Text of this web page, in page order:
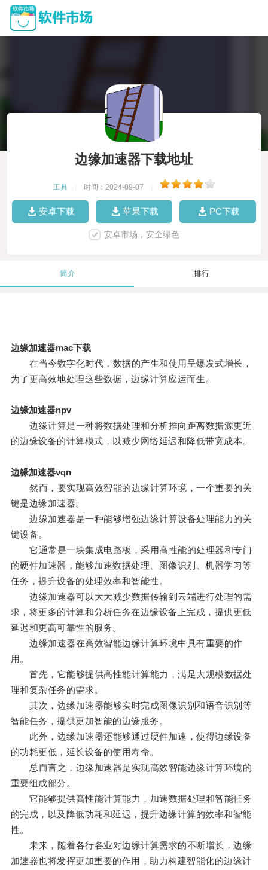
边缘加速器下载地址
工具 时间：2024-09-07
安卓下载 苹果下载 PC下载
安卓市场，安全绿色
简介 排行
边缘加速器mac下载
在当今数字化时代，数据的产生和使用呈爆发式增长，
为了更高效地处理这些数据，边缘计算应运而生。
边缘加速器npv
边缘计算是一种将数据处理和分析推向距离数据源更近
的边缘设备的计算模式，以减少网络延迟和降低带宽成本。
边缘加速器vqn
然而，要实现高效智能的边缘计算环境，一个重要的关
键是边缘加速器。
边缘加速器是一种能够增强边缘计算设备处理能力的关
键设备。
它通常是一块集成电路板，采用高性能的处理器和专门
的硬件加速器，能够加速数据处理、图像识别、机器学习等
任务，提升设备的处理效率和智能性。
边缘加速器可以大大减少数据传输到云端进行处理的需
求，将更多的计算和分析任务在边缘设备上完成，提供更低
延迟和更高可靠性的服务。
边缘加速器在高效智能边缘计算环境中具有重要的作
用。
首先，它能够提供高性能计算能力，满足大规模数据处
理和复杂任务的需求。
其次，边缘加速器能够实时完成图像识别和语音识别等
智能任务，提供更加智能的边缘服务。
此外，边缘加速器还能够通过硬件加速，使得边缘设备
的功耗更低，延长设备的使用寿命。
总而言之，边缘加速器是实现高效智能边缘计算环境的
重要组成部分。
它能够提供高性能计算能力，加速数据处理和智能任务
的完成，以及降低功耗和延迟，提升边缘计算的效率和智能
性。
未来，随着各行各业对边缘计算需求的不断增长，边缘
加速器也将发挥更加重要的作用，助力构建智能化的边缘计